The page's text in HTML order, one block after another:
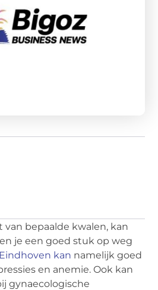
van bepaalde kwalen, kan
je een goed stuk op weg
kan namelijk goed
en anemie. Ook kan
gynaecologische